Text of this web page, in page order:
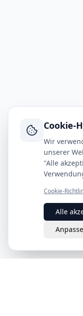
Cookie-
Wir
unserer
"Alle
Cookie-
Alle